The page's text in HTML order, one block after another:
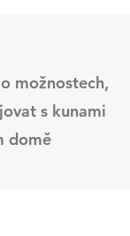
možnostech,
s kunami
domě